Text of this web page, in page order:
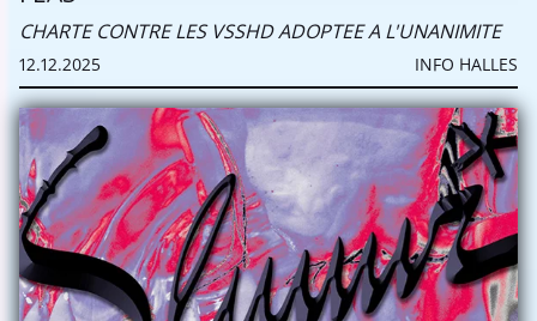
CHARTE CONTRE LES VSSHD ADOPTEE A L'UNANIMITE
12.12.2025 INFO HALLES